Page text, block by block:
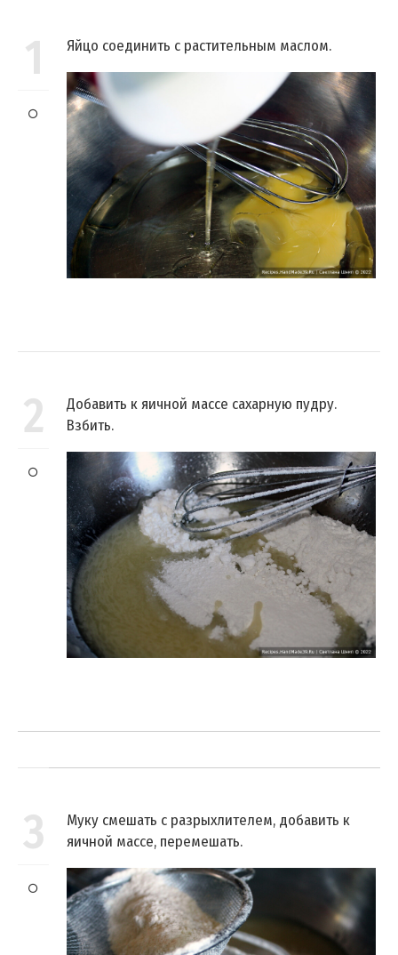
1 Яйцо соединить с растительным маслом.
2
Добавить к яичной массе сахарную пудру.
Взбить.
3
Муку смешать с разрыхлителем, добавить к
яичной массе, перемешать.